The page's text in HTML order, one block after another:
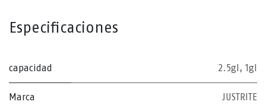
Especificaciones
capacidad 2.5gl , 1gl
Marca JUSTRITE